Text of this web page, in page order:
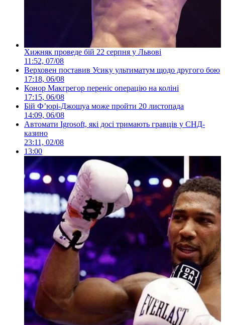
Хижняк проведе бій 22 серпня у Львові
11:52, 07/08
Верховен поставив Усику ультиматум щодо другого бою
17:18, 06/08
Конор Макгрегор переніс операцію на коліні
17:15, 06/08
Бій Ф’юрі-Джошуа може пройти 20 листопада
14:09, 06/08
Автомати Igrosoft, які досі тримають гравців у СНД-
казино
23:11, 02/08
13:00